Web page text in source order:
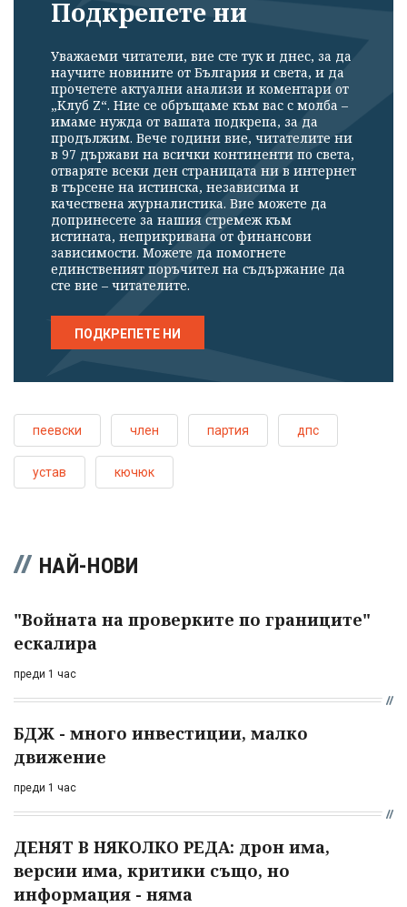
Подкрепете ни
Уважаеми читатели, вие сте тук и днес, за да
научите новините от България и света, и да
прочетете актуални анализи и коментари от
„Клуб Z“. Ние се обръщаме към вас с молба –
имаме нужда от вашата подкрепа, за да
продължим. Вече години вие, читателите ни
в 97 държави на всички континенти по света,
отваряте всеки ден страницата ни в интернет
в търсене на истинска, независима и
качествена журналистика. Вие можете да
допринесете за нашия стремеж към
истината, неприкривана от финансови
зависимости. Можете да помогнете
единственият поръчител на съдържание да
сте вие – читателите.
ПОДКРЕПЕТЕ НИ
пеевски член партия дпс
устав кючюк
НАЙ-НОВИ
"Войната на проверките по границите"
ескалира
преди 1 час
БДЖ - много инвестиции, малко
движение
преди 1 час
ДЕНЯТ В НЯКОЛКО РЕДА: дрон има,
версии има, критики също, но
информация - няма